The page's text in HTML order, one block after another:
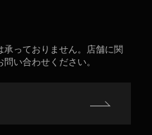
っておりません。店舗に関
い合わせください。